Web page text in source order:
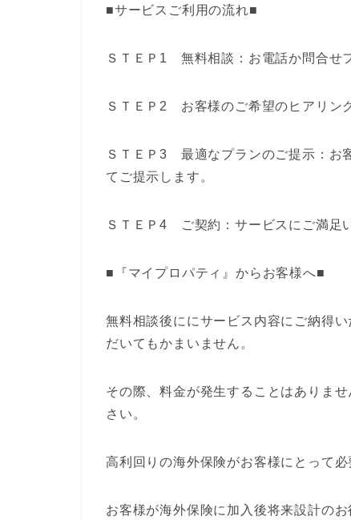
■サービスご利用の流れ■
ＳＴＥＰ1 無料相談：お電話か問合せ
ＳＴＥＰ2 お客様のご希望のヒアリン
ＳＴＥＰ3 最適なプランのご提示：お
てご提示します。
ＳＴＥＰ4 ご契約：サービスにご満足
■『マイプロパティ』からお客様へ■
無料相談後ににサービス内容にご納得
だいてもかまいません。
その際、料金が発生することはありま
さい。
高利回りの海外保険がお客様にとって
お客様が海外保険に加入後将来設計の